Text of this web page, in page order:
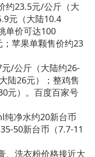
约23.5元/公斤（大
元（大陆10.4
单价可达100
苹果单颗售价约23
/公斤（大陆约26-
陆26元）；整鸡售
元）。百度百家号
纯净水约20新台币
50新台币（7.7-11
、洗衣粉价格接近大